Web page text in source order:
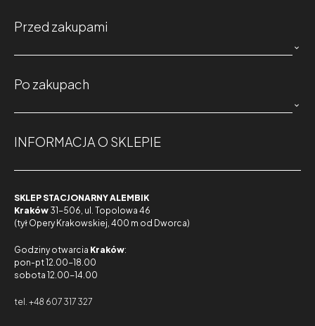
Przed zakupami

Po zakupach

INFORMACJA O SKLEPIE
SKLEP STACJONARNY ALEMBIK
Kraków 31-506, ul. Topolowa 46
(tył Opery Krakowskiej, 400 m od Dworca)
Godziny otwarcia Kraków:
pon-pt 12.00-18.00
sobota 12.00-14.00
tel. +48 607 317 327